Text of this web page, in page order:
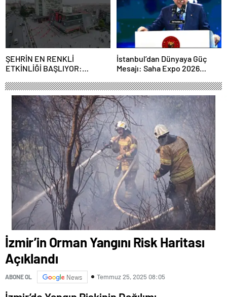
ŞEHRİN EN RENKLİ
ETKİNLİĞİ BAŞLIYOR:
FESTİVALİ” HEYECANI
GAZİOSMANPAŞA’DA
YAŞANACAK
İstanbul’dan Dünyaya Güç
Mesajı: Saha Expo 2026
İzmir’in Orman Yangını Risk Haritası
Açıklandı
ABONE OL News Temmuz 25, 2025 08:05